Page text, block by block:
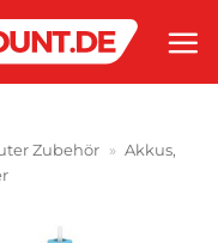
Zubehör » Akkus,